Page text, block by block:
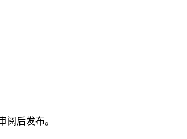
阅后发布。